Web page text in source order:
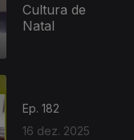
Cultura de
Natal
Ep. 182
16 dez. 2025